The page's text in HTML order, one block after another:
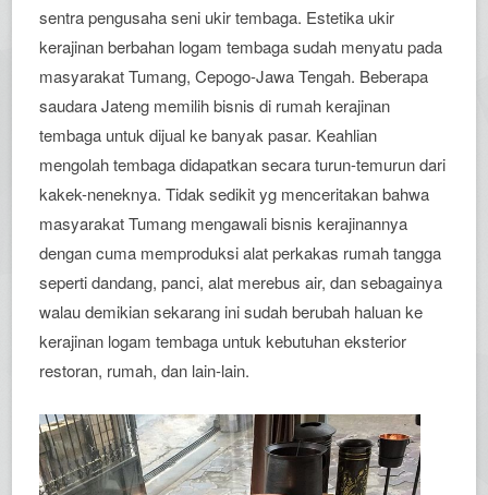
sentra pengusaha seni ukir tembaga. Estetika ukir
kerajinan berbahan logam tembaga sudah menyatu pada
masyarakat Tumang, Cepogo-Jawa Tengah. Beberapa
saudara Jateng memilih bisnis di rumah kerajinan
tembaga untuk dijual ke banyak pasar. Keahlian
mengolah tembaga didapatkan secara turun-temurun dari
kakek-neneknya. Tidak sedikit yg menceritakan bahwa
masyarakat Tumang mengawali bisnis kerajinannya
dengan cuma memproduksi alat perkakas rumah tangga
seperti dandang, panci, alat merebus air, dan sebagainya
walau demikian sekarang ini sudah berubah haluan ke
kerajinan logam tembaga untuk kebutuhan eksterior
restoran, rumah, dan lain-lain.